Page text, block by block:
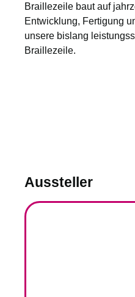
Braillezeile baut auf
Entwicklung, Fertigung
unsere bislang
Braillezeile.
Aussteller